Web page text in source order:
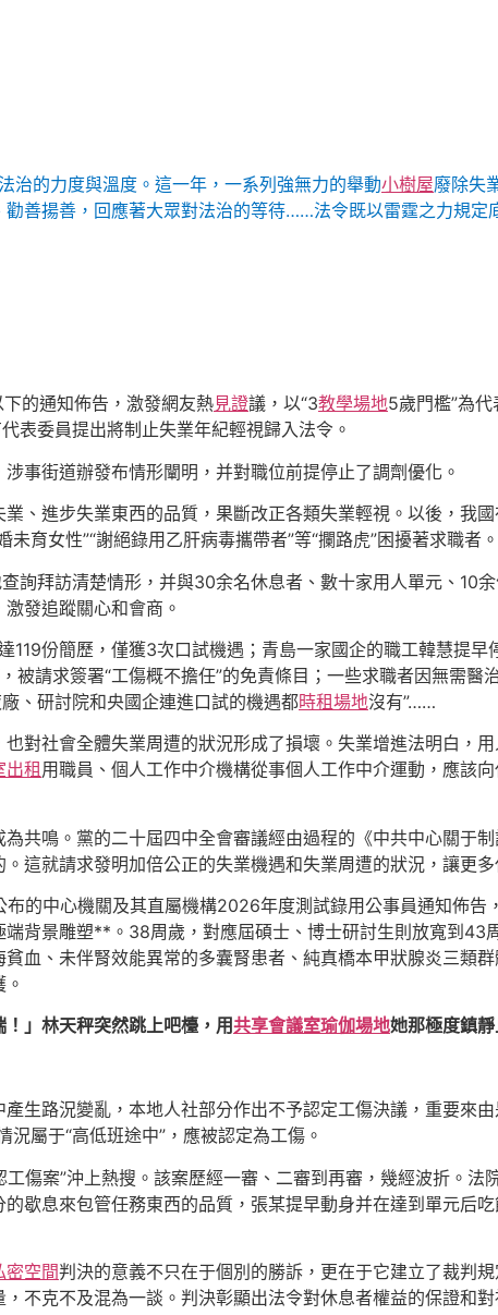
治的力度與溫度。這一年，一系列強無力的舉動小樹屋廢除失
善揚善，回應著大眾對法治的等待……法令既以雷霆之力規定
的通知佈告，激發網友熱見證議，以“3教學場地5歲門檻”為
表委員提出將制止失業年紀輕視歸入法令。
事街道辦發布情形闡明，并對職位前提停止了調劑優化。
、進步失業東西的品質，果斷改正各類失業輕視。以後，我
育女性”“謝絕錄用乙肝病毒攜帶者”等“攔路虎”困擾著求職者。
詢拜訪清楚情形，并與30余名休息者、數十家用人單元、10
發追蹤關心和會商。
份簡歷，僅獲3次口試機遇；青島一家國企的職工韓慧提早
被請求簽署“工傷概不擔任”的免責條目；一些求職者因無需醫
、研討院和央國企連進口試的機遇都時租場地沒有”……
對社會全體失業周遭的狀況形成了損壞。失業增進法明白，
出租 用職員、個人工作中介機構從事個人工作中介運動，應該
共鳴。黨的二十屆四中全會審議經由過程的《中共中心關于
這就請求發明加倍公正的失業機遇和失業周遭的狀況，讓更
的中心機關及其直屬機構2026年度測試錄用公事員通知佈
背景雕塑**。38周歲，對應屆碩士、博士研討生則放寬到43
血、未伴腎效能異常的多囊腎患者、純真橋本甲狀腺炎三類
」林天秤突然跳上吧檯，用共享會議室瑜伽場地她那極度鎮
產生路況變亂，本地人社部分作出不予認定工傷決議，重要來
屬于“高低班途中”，應被認定為工傷。‌
傷案”沖上熱搜。該案歷經一審、二審到再審，幾經波折。法
歇息來包管任務東西的品質，張某提早動身并在達到單元后
密空間判決的意義不只在于個別的勝訴，更在于它建立了裁判
不克不及混為一談。判決彰顯出法令對休息者權益的保證和